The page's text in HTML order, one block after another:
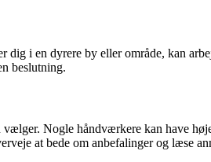
i en dyrere by eller område, kan
beslutning.
Nogle håndværkere kan have
at bede om anbefalinger og læse